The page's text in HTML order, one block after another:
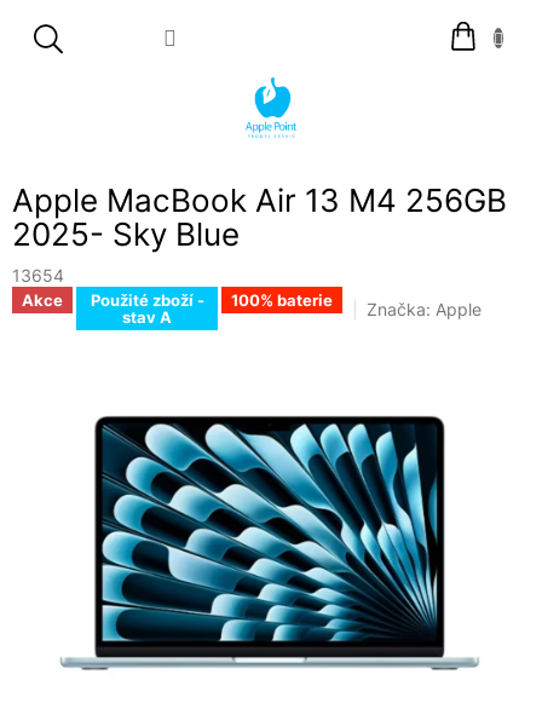
Nákupní
košík
Apple MacBook Air 13 M4 256GB
2025- Sky Blue
13654
Akce
Použité zboží -
stav A
100% baterie Značka: Apple